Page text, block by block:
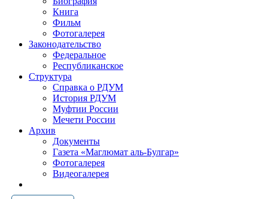
Книга
Фильм
Фотогалерея
Законодательство
Федеральное
Республиканское
Структура
Справка о РДУМ
История РДУМ
Муфтии России
Мечети России
Архив
Документы
Газета «Маглюмат аль-Булгар»
Фотогалерея
Видеогалерея